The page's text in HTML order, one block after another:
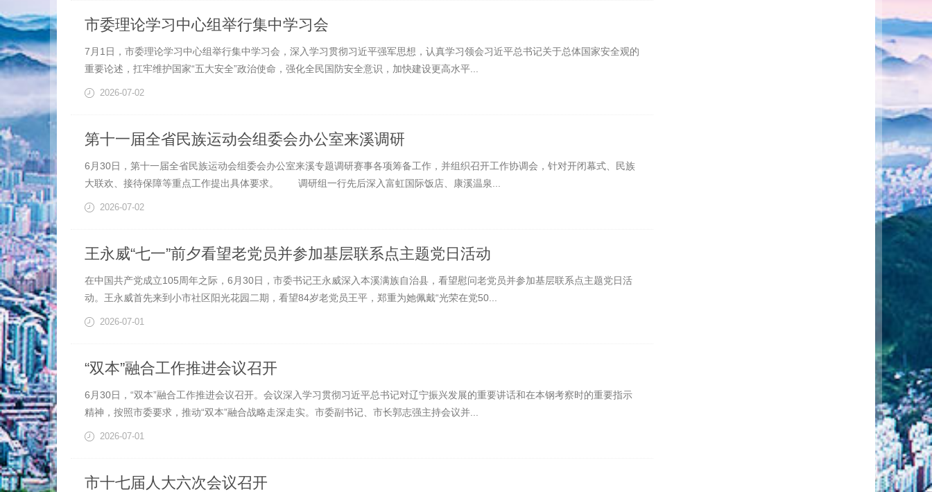
市委理论学习中心组举行集中学习会
7月1日，市委理论学习中心组举行集中学习会，深入学习贯彻习近平强军思想，认真学习领会习近平总书记关于总体国家安全观的
重要论述，扛牢维护国家“五大安全”政治使命，强化全民国防安全意识，加快建设更高水平...
2026-07-02
第十一届全省民族运动会组委会办公室来溪调研
6月30日，第十一届全省民族运动会组委会办公室来溪专题调研赛事各项筹备工作，并组织召开工作协调会，针对开闭幕式、民族
大联欢、接待保障等重点工作提出具体要求。 调研组一行先后深入富虹国际饭店、康溪温泉...
2026-07-02
王永威“七一”前夕看望老党员并参加基层联系点主题党日活动
在中国共产党成立105周年之际，6月30日，市委书记王永威深入本溪满族自治县，看望慰问老党员并参加基层联系点主题党日活
动。王永威首先来到小市社区阳光花园二期，看望84岁老党员王平，郑重为她佩戴“光荣在党50...
2026-07-01
“双本”融合工作推进会议召开
6月30日，“双本”融合工作推进会议召开。会议深入学习贯彻习近平总书记对辽宁振兴发展的重要讲话和在本钢考察时的重要指示
精神，按照市委要求，推动“双本”融合战略走深走实。市委副书记、市长郭志强主持会议并...
2026-07-01
市十七届人大六次会议召开